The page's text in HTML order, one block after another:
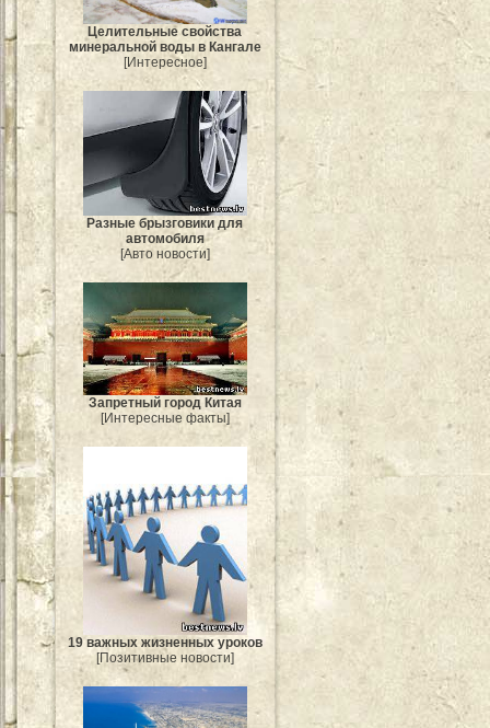
Целительные свойства
минеральной воды в Кангале
[Интересное]
Разные брызговики для
автомобиля
[Авто новости]
Запретный город Китая
[Интересные факты]
19 важных жизненных уроков
[Позитивные новости]